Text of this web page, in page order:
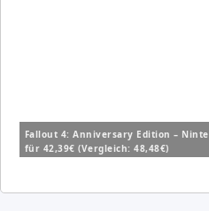
Fallout 4: Anniversary Edition –
für 42,39€ (Vergleich: 48,48€)